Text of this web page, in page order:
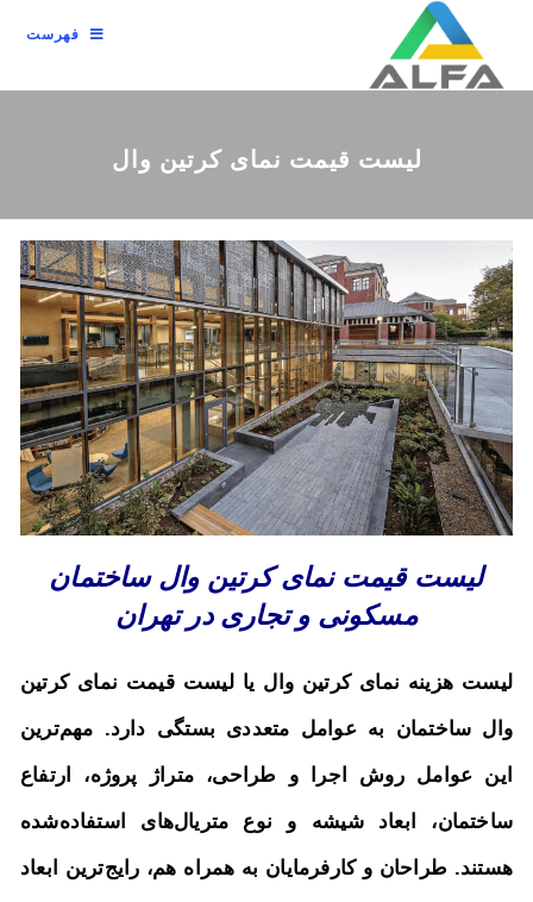
فهرست
لیست قیمت نمای کرتین وال
لیست قیمت نمای کرتین وال ساختمان
مسکونی و تجاری در تهران
لیست هزینه نمای کرتین وال یا لیست قیمت نمای کرتین
وال ساختمان به عوامل متعددی بستگی دارد. مهم‌ترین
این عوامل روش اجرا و طراحی، متراژ پروژه، ارتفاع
ساختمان، ابعاد شیشه و نوع متریال‌های استفاده‌شده
هستند. طراحان و کارفرمایان به همراه هم، رایج‌ترین ابعاد